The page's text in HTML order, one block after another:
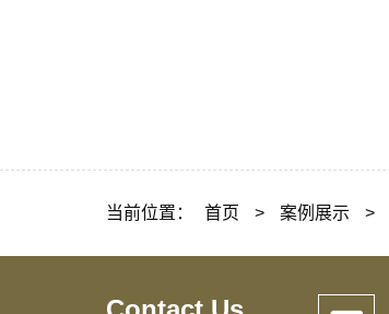
当前位置： 首页 > 案例展示 >